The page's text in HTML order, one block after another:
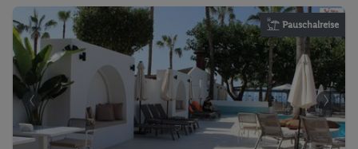
Pauschalreise